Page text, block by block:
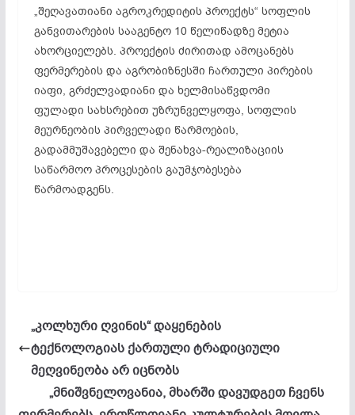
„შეღავათიანი აგროკრედიტის პროექტს“ სოფლის
განვითარების სააგენტო 10 წელიწადზე მეტია
ახორციელებს. პროექტის ძირითად ამოცანებს
ფერმერების და აგრობიზნესში ჩართული პირების
იაფი, გრძელვადიანი და ხელმისაწვდომი
ფულადი სახსრებით უზრუნველყოფა, სოფლის
მეურნეობის პირველადი წარმოების,
გადამმუშავებელი და შენახვა-რეალიზაციის
საწარმოო პროცესების გაუმჯობესება
წარმოადგენს.
„კოლხური ღვინის“ დაყენების
ტექნოლოგიას ქართული ტრადიციული
მეღვინეობა არ იცნობს
„მნიშვნელოვანია, მხარში დავუდგეთ ჩვენს